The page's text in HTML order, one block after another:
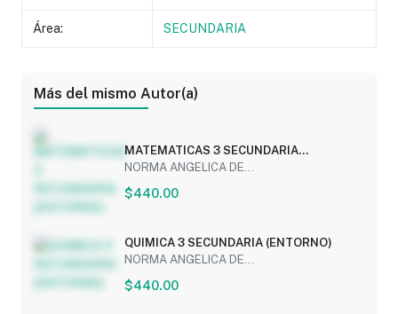
Área: SECUNDARIA
Más del mismo Autor(a)
MATEMATICAS 3 SECUNDARIA
(ENTORNO)
NORMA ANGELICA DE...
$440.00
QUIMICA 3 SECUNDARIA (ENTORNO)
NORMA ANGELICA DE...
$440.00